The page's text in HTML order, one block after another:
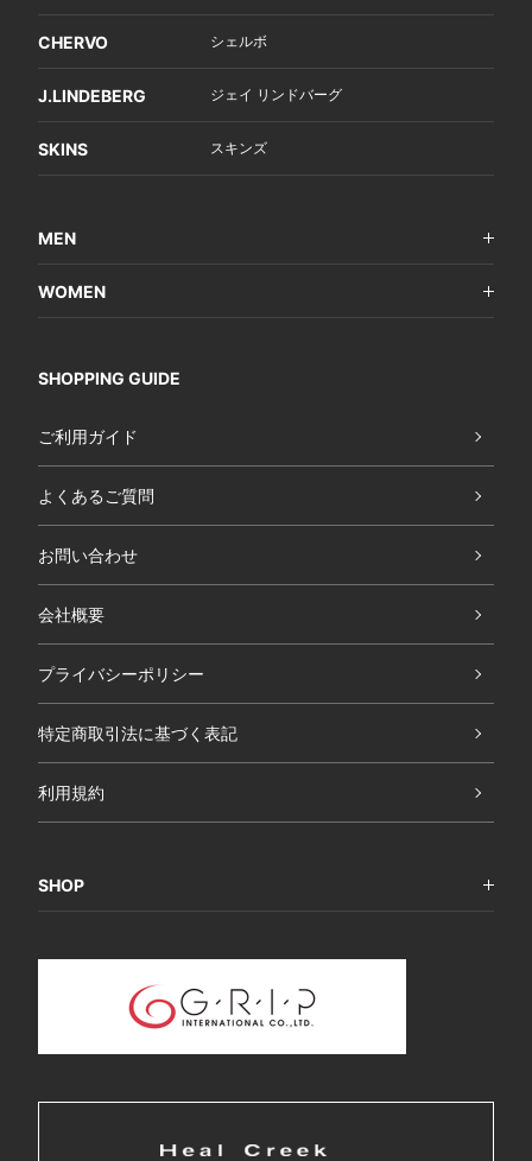
CHERVO シェルボ
J.LINDEBERG ジェイ リンドバーグ
SKINS スキンズ
MEN
WOMEN
SHOPPING GUIDE
ご利用ガイド
よくあるご質問
お問い合わせ
会社概要
プライバシーポリシー
特定商取引法に基づく表記
利用規約
SHOP